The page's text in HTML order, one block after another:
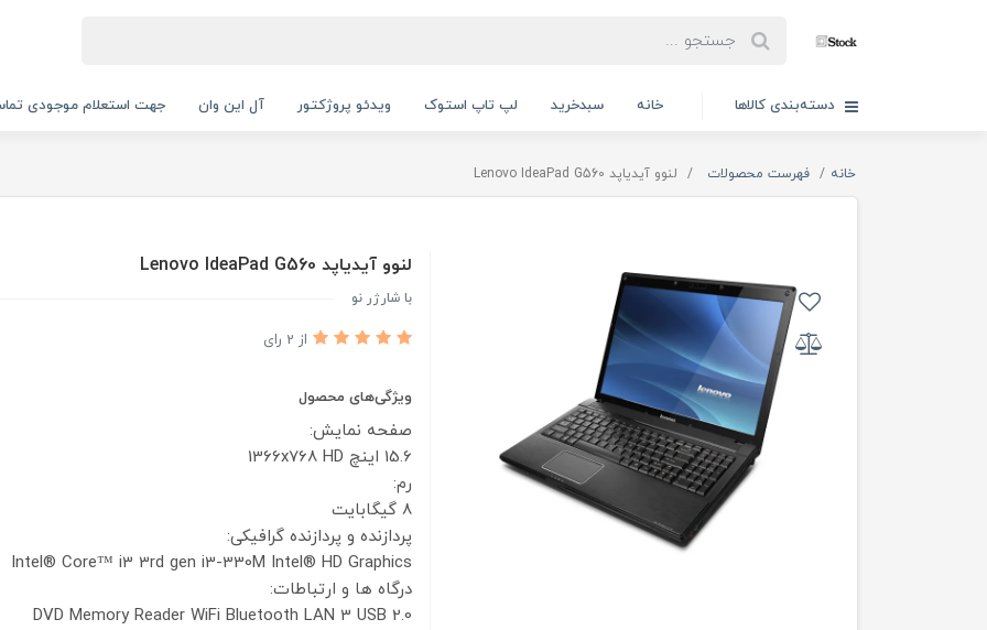
دسته‌بندی کالاها خانه سبدخرید لپ تاپ استوک ویدئو پروژکتور آل این وان جهت استعلام موجودی تماس
خانه فهرست محصولات لنوو آیدیاپد Lenovo IdeaPad G560
لنوو آیدیاپد Lenovo IdeaPad G560
با شارژر نو
از 2 رای
ویژگی‌های محصول
صفحه نمایش:
15.6 اینچ
1366x768 HD
رم:
8 گیگابایت
پردازنده و پردازنده گرافیکی:
Intel® Core™ i3 3rd gen i3-330M Intel® HD Graphics
درگاه ها و ارتباطات:
DVD Memory Reader WiFi Bluetooth LAN 3 USB 2.0